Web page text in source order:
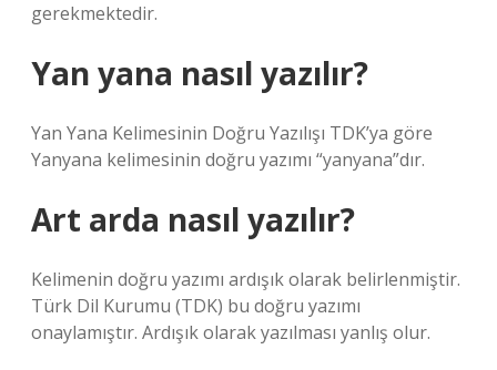
gerekmektedir.
Yan yana nasıl yazılır?
Yan Yana Kelimesinin Doğru Yazılışı TDK’ya göre
Yanyana kelimesinin doğru yazımı “yanyana”dır.
Art arda nasıl yazılır?
Kelimenin doğru yazımı ardışık olarak belirlenmiştir.
Türk Dil Kurumu (TDK) bu doğru yazımı
onaylamıştır. Ardışık olarak yazılması yanlış olur.